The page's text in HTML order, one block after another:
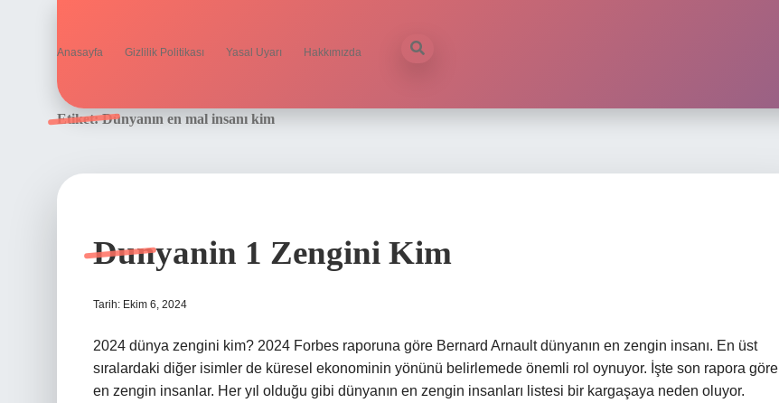
Anasayfa Gizlilik Politikası Yasal Uyarı Hakkımızda
Etiket:Dünyanın en mal insanı kim
Dunyanin 1 Zengini Kim
Tarih: Ekim 6, 2024
2024 dünya zengini kim? 2024 Forbes raporuna göre Bernard Arnault dünyanın en zengin insanı. En üst
sıralardaki diğer isimler de küresel ekonominin yönünü belirlemede önemli rol oynuyor. İşte son rapora göre
en zengin insanlar. Her yıl olduğu gibi dünyanın en zengin insanları listesi bir kargaşaya neden oluyor.